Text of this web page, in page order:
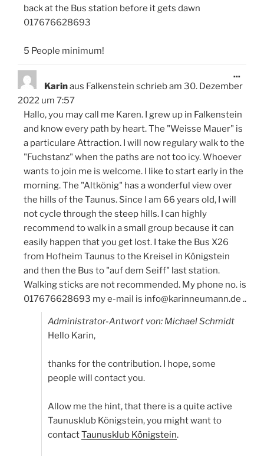
back at the Bus station before it gets dawn
017676628693
5 People minimum!
Karinaus Falkenstein schrieb am 30. Dezember
2022 um 7:57
Hallo, you may call me Karen. I grew up in Falkenstein
and know every path by heart. The "Weisse Mauer" is
a particulare Attraction. I will now regulary walk to the
"Fuchstanz" when the paths are not too icy. Whoever
wants to join me is welcome. I like to start early in the
morning. The "Altkönig" has a wonderful view over
the hills of the Taunus. Since I am 66 years old, I will
not cycle through the steep hills. I can highly
recommend to walk in a small group because it can
easily happen that you get lost. I take the Bus X26
from Hofheim Taunus to the Kreisel in Königstein
and then the Bus to "auf dem Seiff" last station.
Walking sticks are not recommended. My phone no. is
017676628693 my e-mail is info@karinneumann.de ..
Administrator-Antwort von: Michael Schmidt
Hello Karin,
thanks for the contribution. I hope, some
people will contact you.
Allow me the hint, that there is a quite active
Taunusklub Königstein, you might want to
contactTaunusklub Königstein.
...
ein-/